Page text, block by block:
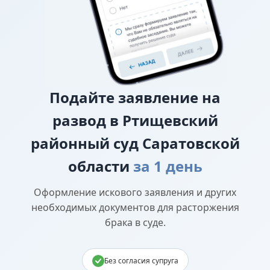
Подайте заявление на
развод в Ртищевский
районный суд Саратовской
области за 1 день
Оформление искового заявления и других
необходимых документов для расторжения
брака в суде.
Без согласия супруга